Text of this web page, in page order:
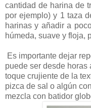
cantidad de harina de
por ejemplo) y 1 taza
harinas y añadir a
húmeda, suave y floja,
Es importante dejar
puede ser desde horas
toque crujiente de la
pizca de sal o algún
mezcla con batidor